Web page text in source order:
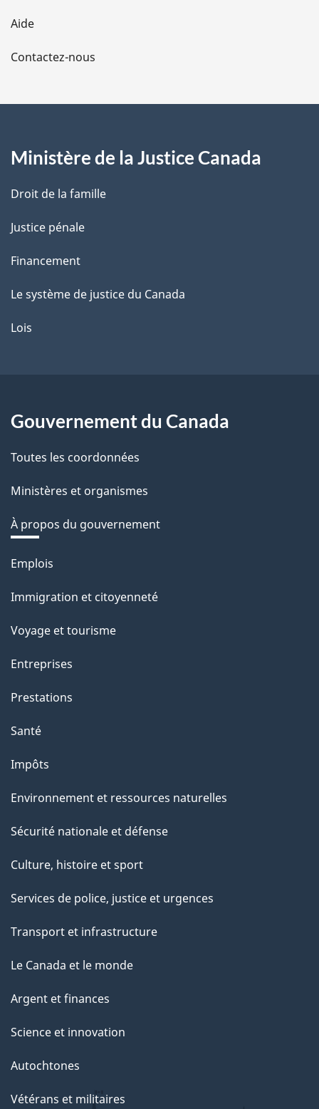
l
a
e
Aide
Contactez-nous
Ministère de la Justice Canada
Droit de la famille
Justice pénale
Financement
Le système de justice du Canada
Lois
Gouvernement du Canada
Toutes les coordonnées
Ministères et organismes
À propos du gouvernement
Thèmes
sujets
Emplois
Immigration et citoyenneté
Voyage et tourisme
Entreprises
Prestations
Santé
Impôts
Environnement et ressources naturelles
Sécurité nationale et défense
Culture, histoire et sport
Services de police, justice et urgences
Transport et infrastructure
Le Canada et le monde
Argent et finances
Science et innovation
Autochtones
Vétérans et militaires